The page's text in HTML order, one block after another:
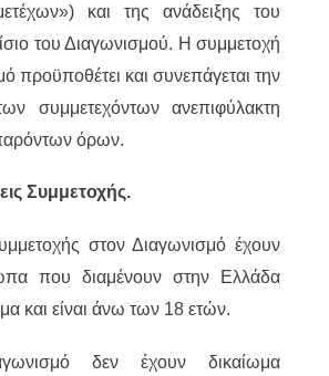
και της ανάδειξης του
του Διαγωνισμού. Η συμμετοχή
προϋποθέτει και συνεπάγεται την
συμμετεχόντων ανεπιφύλακτη
όρων.
Συμμετοχής.
στον Διαγωνισμό έχουν
που διαμένουν στην Ελλάδα
και είναι άνω των 18 ετών.
δεν έχουν δικαίωμα